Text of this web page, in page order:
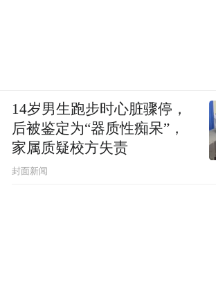
14岁男生跑步时心脏骤停，
后被鉴定为“器质性痴呆”，
家属质疑校方失责
封面新闻